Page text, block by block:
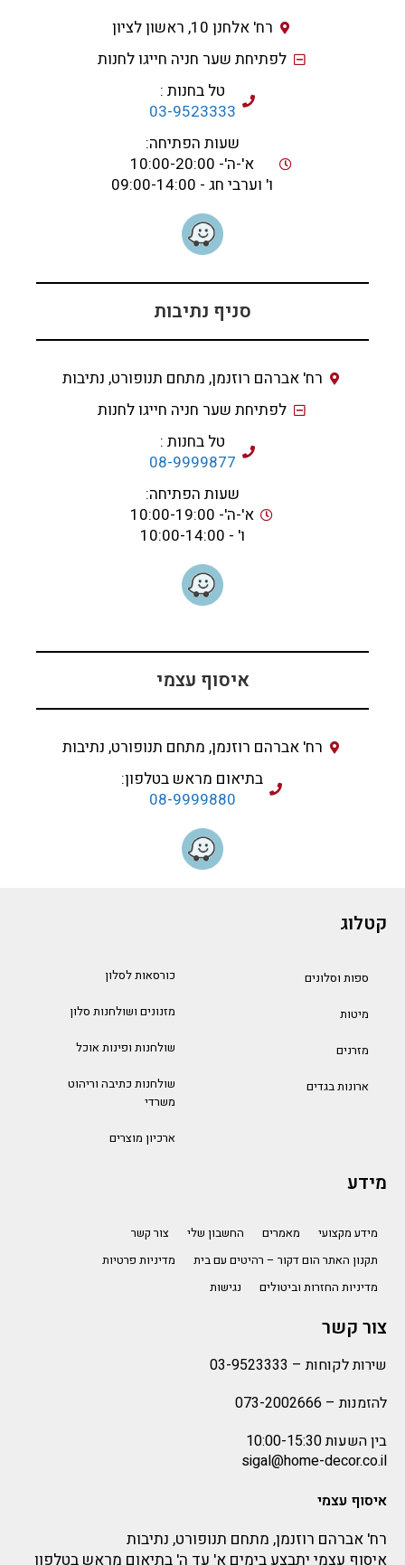
רח' אלחנן 10, ראשון לציון
לפתיחת שער חניה חייגו לחנות
טל בחנות :
03-9523333
שעות הפתיחה:
א'-ה'- 10:00-20:00
ו' וערבי חג - 09:00-14:00
סניף נתיבות
רח' אברהם רוזנמן, מתחם תנופורט, נתיבות
לפתיחת שער חניה חייגו לחנות
טל בחנות :
08-9999877
שעות הפתיחה:
א'-ה'- 10:00-19:00
ו' - 10:00-14:00
איסוף עצמי
רח' אברהם רוזנמן, מתחם תנופורט, נתיבות
בתיאום מראש בטלפון:
08-9999880
קטלוג
ספות וסלונים
מיטות
מזרנים
ארונות בגדים
כורסאות לסלון
מזנונים ושולחנות סלון
שולחנות ופינות אוכל
שולחנות כתיבה וריהוט
משרדי
ארכיון מוצרים
מידע
מידע מקצועי מאמרים החשבון שלי
צור קשר
תקנון האתר הום דקור – רהיטים עם בית
מדיניות פרטיות
מדיניות החזרות וביטולים
נגישות
צור קשר
שירות לקוחות – 03-9523333
להזמנות – 073-2002666
בין השעות 10:00-15:30
sigal@home-decor.co.il
איסוף עצמי
רח' אברהם רוזנמן, מתחם תנופורט, נתיבות
איסוף עצמי יתבצע בימים א' עד ה' בתיאום מראש בטלפון